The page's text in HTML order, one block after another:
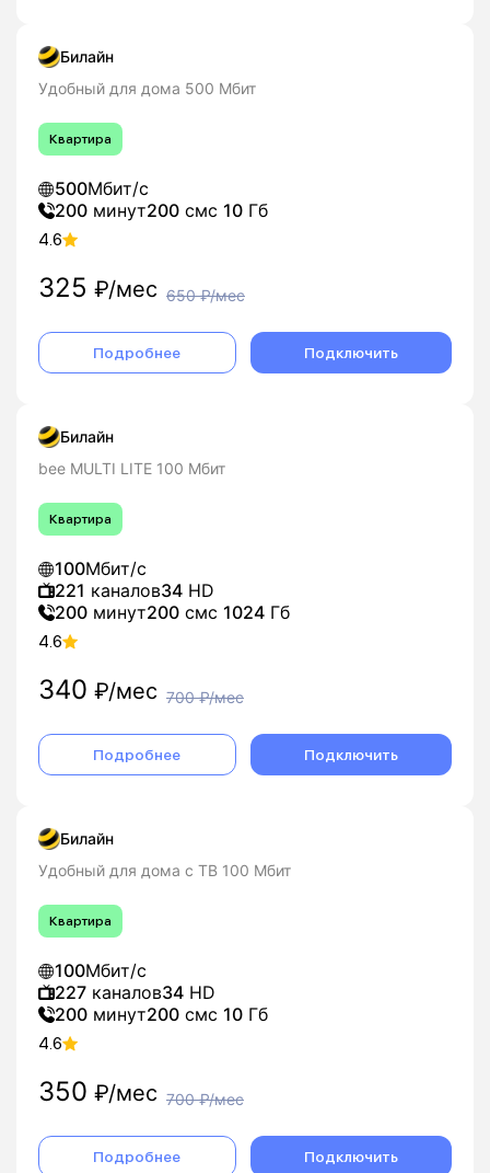
Билайн
Удобный для дома 500 Мбит
Квартира
500Мбит/с
200 минут200 смс 10 Гб
4.6
325 ₽/мес 650₽/мес
Подробнее Подключить
Билайн
bee MULTI LITE 100 Мбит
Квартира
100Мбит/с
221 каналов34 HD
200 минут200 смс 1024 Гб
4.6
340 ₽/мес 700₽/мес
Подробнее Подключить
Билайн
Удобный для дома с ТВ 100 Мбит
Квартира
100Мбит/с
227 каналов34 HD
200 минут200 смс 10 Гб
4.6
350 ₽/мес 700₽/мес
Подробнее Подключить